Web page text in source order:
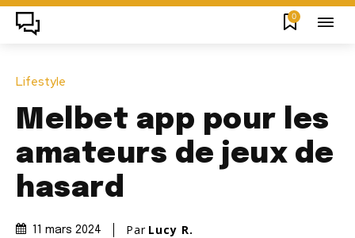
0
Lifestyle
Melbet app pour les
amateurs de jeux de
hasard
11 mars 2024 Par Lucy R.